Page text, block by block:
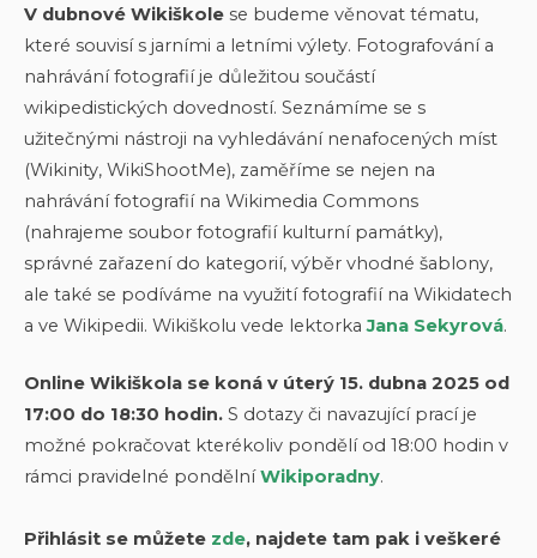
V dubnové Wikiškole se budeme věnovat tématu,
které souvisí s jarními a letními výlety. Fotografování a
nahrávání fotografií je důležitou součástí
wikipedistických dovedností. Seznámíme se s
užitečnými nástroji na vyhledávání nenafocených míst
(Wikinity, WikiShootMe), zaměříme se nejen na
nahrávání fotografií na Wikimedia Commons
(nahrajeme soubor fotografií kulturní památky),
správné zařazení do kategorií, výběr vhodné šablony,
ale také se podíváme na využití fotografií na Wikidatech
a ve Wikipedii. Wikiškolu vede lektorkaJana Sekyrová.
Online Wikiškola se koná v úterý 15. dubna 2025 od
17:00 do 18:30 hodin. S dotazy či navazující prací je
možné pokračovat kterékoliv pondělí od 18:00 hodin v
rámci pravidelné pondělníWikiporadny.
Přihlásit se můžete zde, najdete tam pak i veškeré